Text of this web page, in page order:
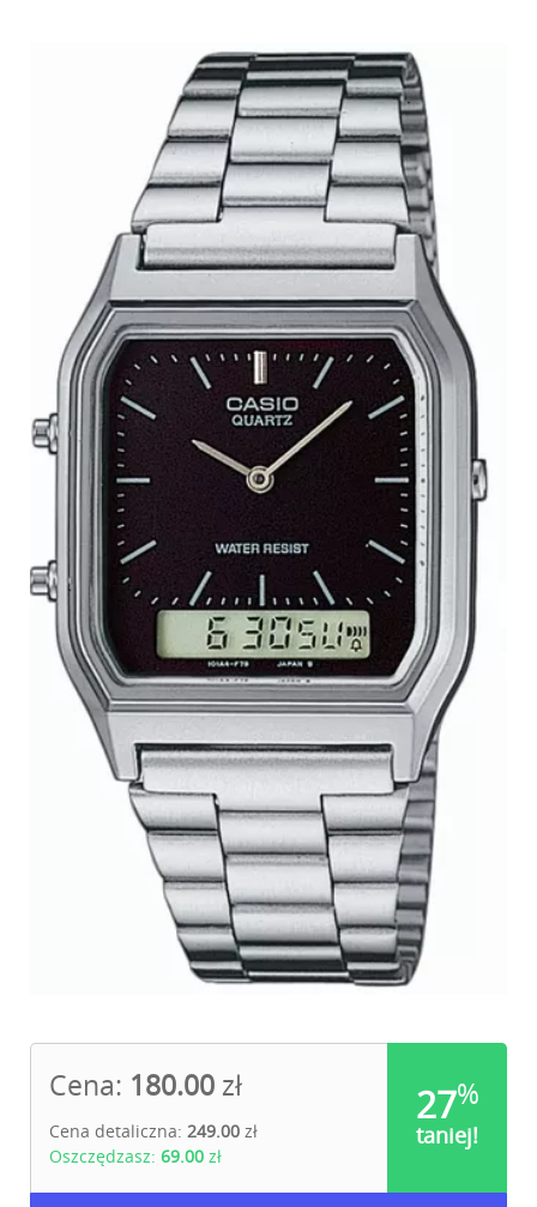
Cena: 180.00 zł
Cena detaliczna: 249.00 zł
Oszczędzasz: 69.00 zł
27%
taniej!